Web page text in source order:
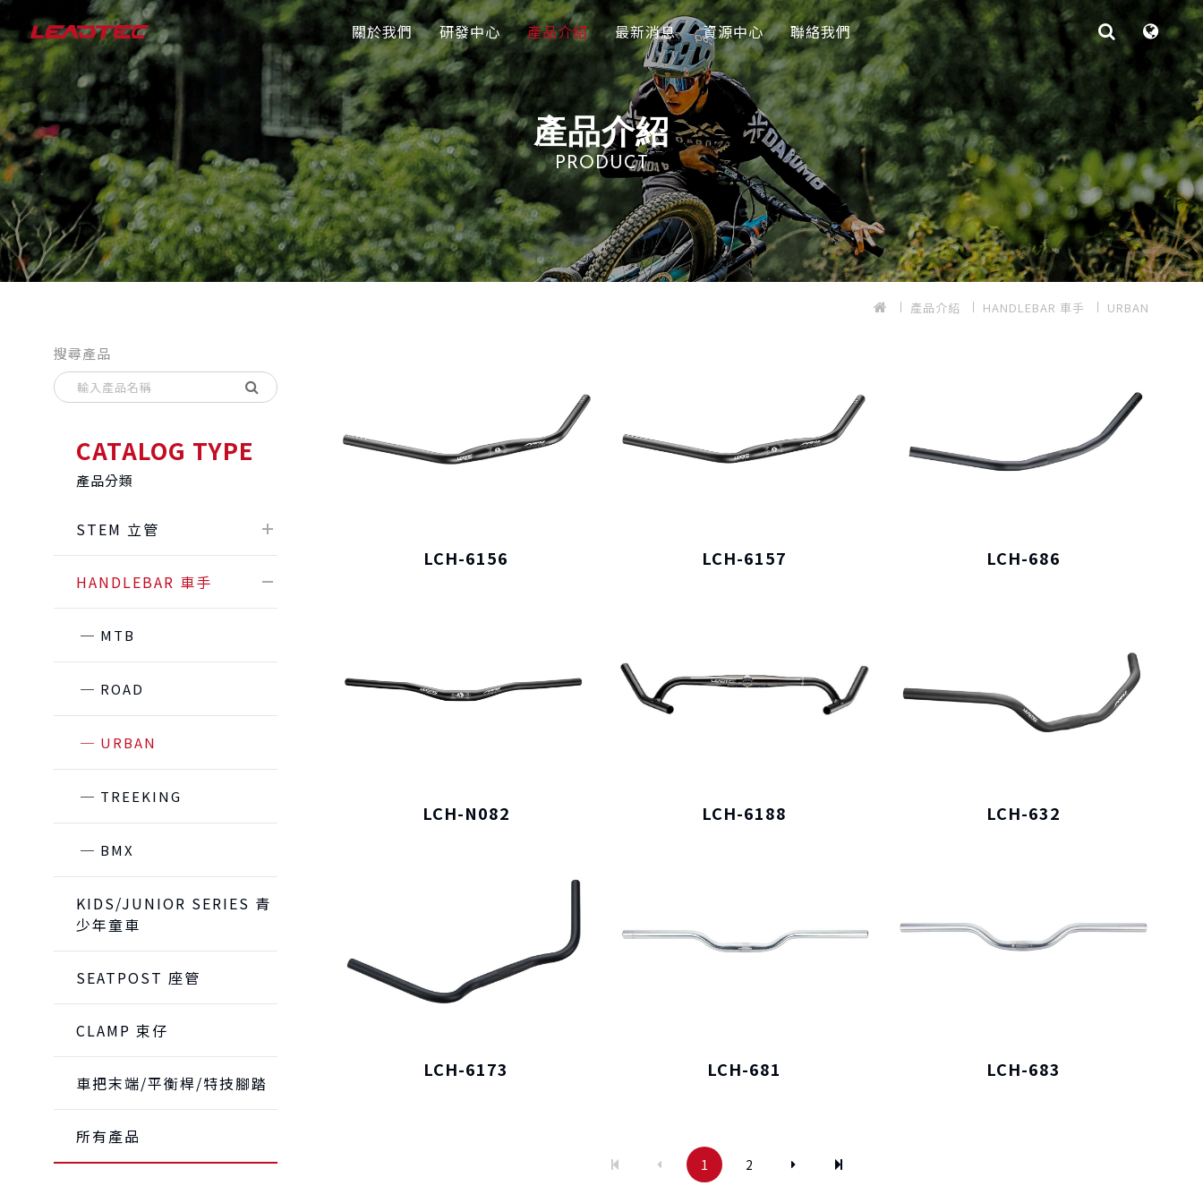
關於我們 研發中心 產品介紹 最新消息 資源中心 聯絡我們
產品介紹
PRODUCT
產品介紹 HANDLEBAR 車手 URBAN
搜尋產品
CATALOG TYPE
產品分類
STEM 立管
HANDLEBAR 車手
MTB
ROAD
URBAN
TREEKING
BMX
KIDS/JUNIOR SERIES 青
少年童車
SEATPOST 座管
CLAMP 束仔
車把末端/平衡桿/特技腳踏
所有產品
LCH-6156 LCH-6157 LCH-686
LCH-N082 LCH-6188 LCH-632
LCH-6173 LCH-681 LCH-683
1 2
僅必需的